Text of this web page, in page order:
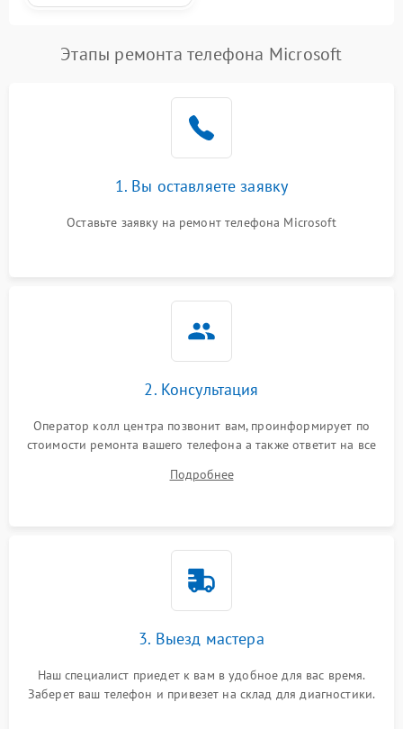
Этапы ремонта телефона Microsoft
1. Вы оставляете заявку
Оставьте заявку на ремонт телефона Microsoft
2. Консультация
Оператор колл центра позвонит вам, проинформирует по
стоимости ремонта вашего телефона а также ответит на все
Подробнее
3. Выезд мастера
Наш специалист приедет к вам в удобное для вас время.
Заберет ваш телефон и привезет на склад для диагностики.